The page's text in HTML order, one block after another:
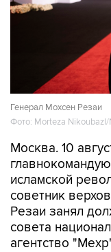
Генерал Мохсен Резаи
Фото: Morteza
Москва. 10
исламской
советник
Резаи занял
совета
агентство